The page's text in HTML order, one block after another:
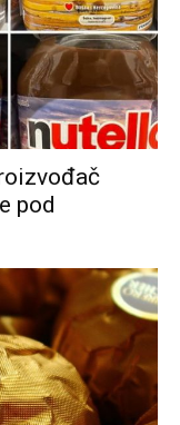
pod